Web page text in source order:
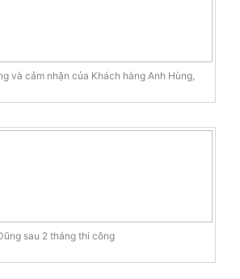
và cảm nhận của Khách hàng Anh Hùng,
sau 2 tháng thi công